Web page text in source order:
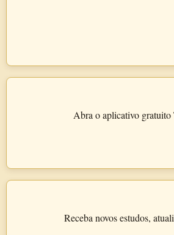
Abra o aplicativo gratuito
Receba novos estudos,